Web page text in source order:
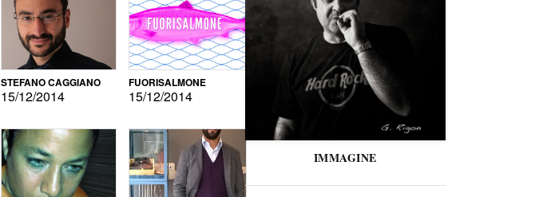
STEFANO CAGGIANO
15/12/2014
FUORISALMONE
15/12/2014
IMMAGINE